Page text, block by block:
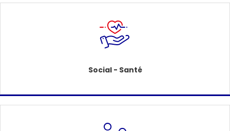
Social - Santé